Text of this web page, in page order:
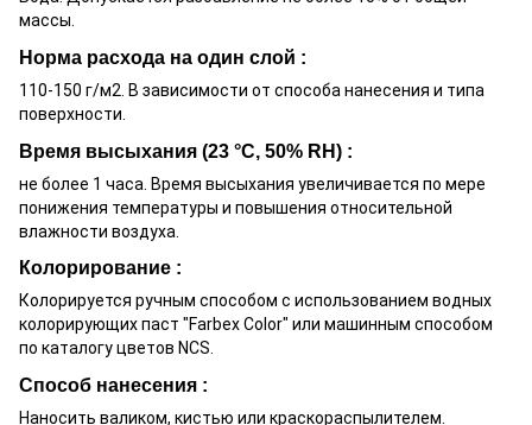
массы.
Норма расхода на один слой :
110-150 г/м2. В зависимости от способа нанесения и типа
поверхности.
Время высыхания (23 °С, 50% RH) :
не более 1 часа. Время высыхания увеличивается по мере
понижения температуры и повышения относительной
влажности воздуха.
Колорирование :
Колорируется ручным способом с использованием водных
колорирующих паст "Farbex Color" или машинным способом
по каталогу цветов NCS.
Способ нанесения :
Наносить валиком, кистью или краскораспылителем.